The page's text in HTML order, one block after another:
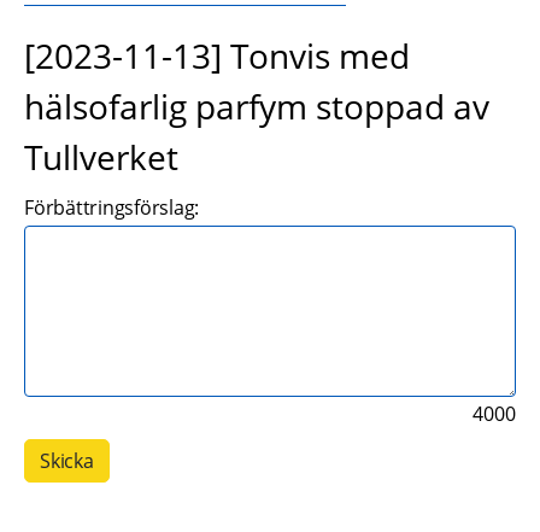
[2023-11-13] Tonvis med
hälsofarlig parfym stoppad av
Tullverket
Förbättringsförslag:
4000